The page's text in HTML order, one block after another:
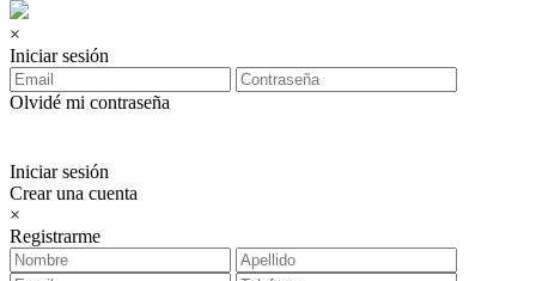
×
Iniciar sesión
Olvidé mi contraseña
Iniciar sesión
Crear una cuenta
×
Registrarme